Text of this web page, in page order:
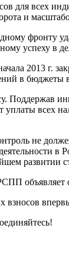
для всех
и
фронту
успеху в
2013
в бюджеты
Поддержав
всех
не
развитии
объявляет
взносов